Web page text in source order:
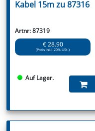
Kabel 15m zu 87316
Artnr: 87319
€ 28.90
(Preis inkl. 20% USt.)
Auf Lager.